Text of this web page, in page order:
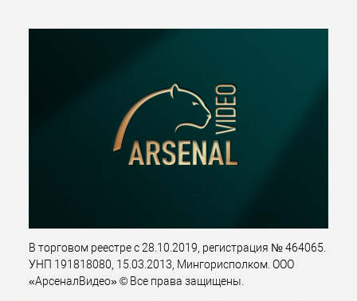
В торговом реестре с 28.10.2019, регистрация № 464065.
УНП 191818080, 15.03.2013, Мингорисполком. ООО
«АрсеналВидео» © Все права защищены.